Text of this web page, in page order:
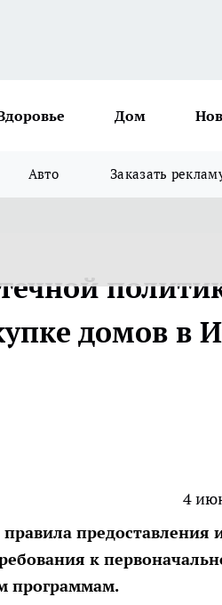
Дом
Авто Заказать
домов в
4
правила
к
программам.